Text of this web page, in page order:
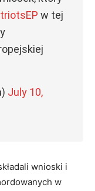
w tej
July 10,
wnioski i
w